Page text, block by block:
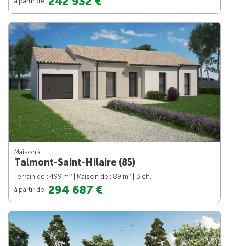
Maison à
Talmont-Saint-Hilaire (85)
Terrain de : 499 m2 | Maison de : 89 m2
| 3 ch.
à partir de 294 687 €